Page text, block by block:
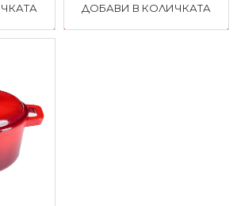
ДОБАВИ В КОЛИЧКАТА